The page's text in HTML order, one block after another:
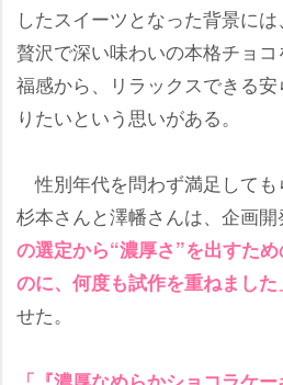
したスイーツとなった背景には
贅沢で深い味わいの本格チョ
福感から、リラックスできる
りたいという思いがある。
性別年代を問わず満足して
杉本さんと澤幡さんは、企画開
の選定から“濃厚さ”を出すた
のに、何度も試作を重ねました
せた。